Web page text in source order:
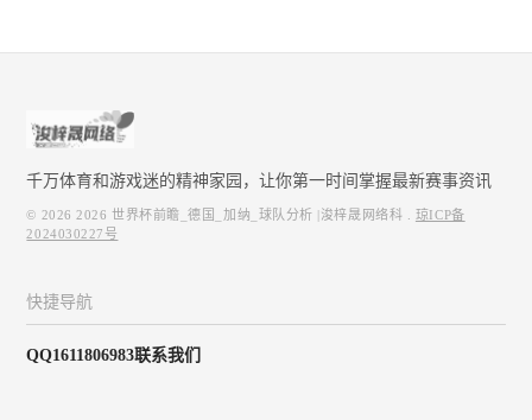
千万体育和游戏迷的精神家园，让你第一时间掌握最新赛事资讯
© 2026 2026 世界杯前瞻_德国_加纳_球队分析 |浚梓晟网络科
琼ICP备
2024030227号
快捷导航
QQ1611806983联系我们